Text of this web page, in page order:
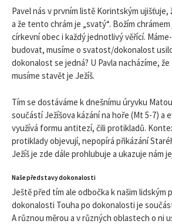
Pavel nás v prvním listě Korintským ujišťuje,
a že tento chrám je „svatý“. Božím
církevní obec i každý jednotlivý věřící.
budovat, musíme o svatost/dokonalost
dokonalost se jedná? U Pavla nacházíme,
musíme stavět je Ježíš.
Tím se dostáváme k dnešnímu úryvku
součástí Ježíšova kázání na hoře (Mt 5-7) a
využívá formu antitezí, čili protikladů.
protiklady objevují, nepopírá přikázání
Ježíš je zde dále prohlubuje a ukazuje nám
Naše představy dokonalosti
Ještě před tím ale odbočka k našim lidským
dokonalosti Touha po dokonalosti je
A různou měrou a v různých oblastech o ni